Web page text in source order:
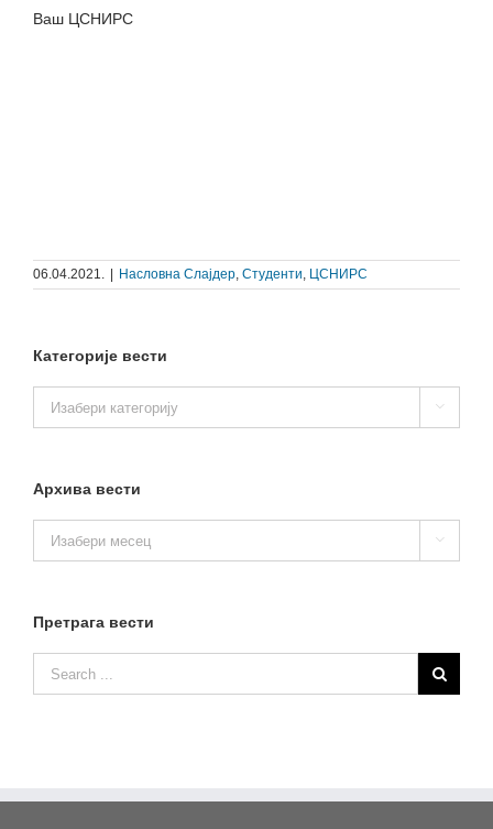
Ваш ЦСНИРС
06.04.2021. Насловна Слајдер, Студенти, ЦСНИРС
Категорије вести
вести

Архива вести
вести

Претрага вести